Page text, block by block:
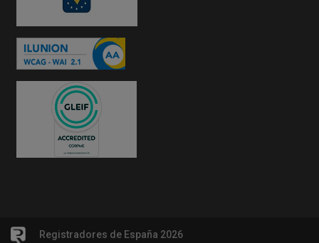
Registradores de España 2026